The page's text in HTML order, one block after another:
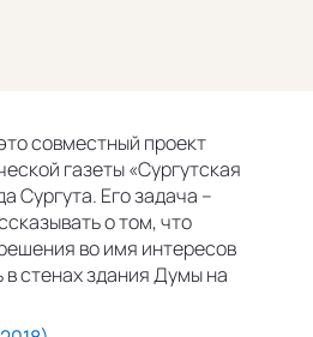
совместный проект
газеты «Сургутская
Сургута. Его задача –
о том, что
во имя интересов
стенах здания Думы на